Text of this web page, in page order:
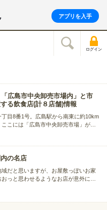
アプリを入手
ログイン
広島市中央卸売市場内」と市
る飲食店(計８店舗)情報
目8番1号。広島駅から南東に約10km
こには「広島市中央卸売市場」があ
在営業している飲食店が６店舗あり
の名店
だと思いますが、お屋敷っぽいお家
っと思わせるようなお店が意外にあ
とがないので、入っていません。